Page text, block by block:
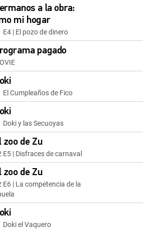
a la obra:
mi hogar
E4 | El pozo de dinero
pagado
El Cumpleaños de Fico
Doki y las Secuoyas
zoo de Zu
E5 | Disfraces de carnaval
zoo de Zu
E6 | La competencia de la
Doki el Vaquero